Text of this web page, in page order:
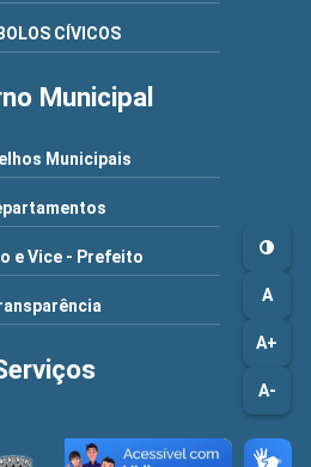
A
A+
A-
CÍVICOS
Municipal
Municipais
e Vice - Prefeito